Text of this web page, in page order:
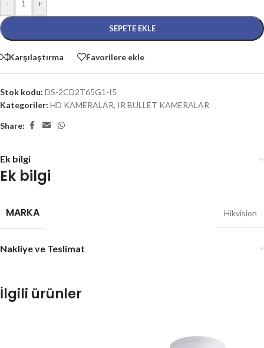
- +
SEPETE EKLE
Karşılaştırma Favorilere ekle
Stok kodu: DS-2CD2T65G1-I5
Kategoriler: HD KAMERALAR, IR BULLET KAMERALAR
Share:
Ek bilgi
Ek bilgi
MARKA Hikvision
Nakliye ve Teslimat
İlgili ürünler